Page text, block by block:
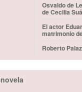
Osvaldo de
de Cecilia
El actor
matrimonio
Roberto